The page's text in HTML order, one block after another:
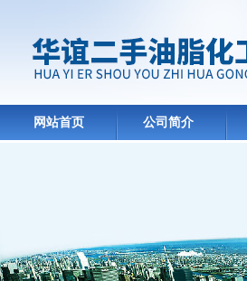
网站首页 公司简介